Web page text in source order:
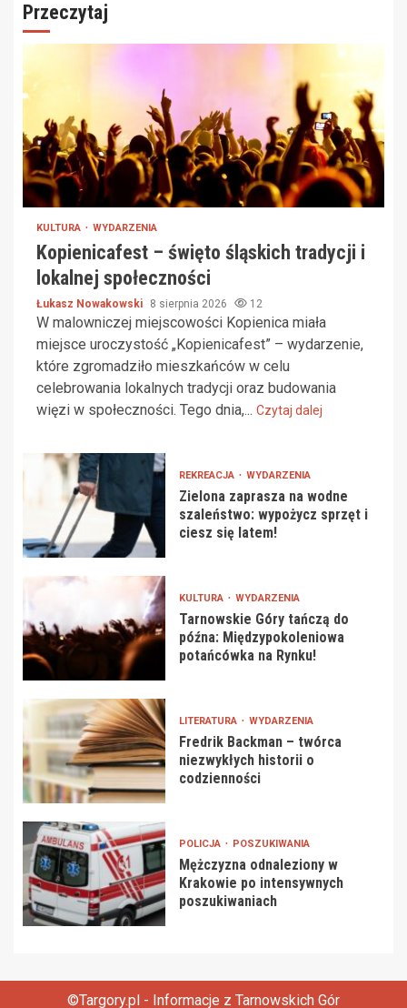
Przeczytaj
KULTURA WYDARZENIA
Kopienicafest – święto śląskich tradycji i
lokalnej społeczności
Łukasz Nowakowski 8 sierpnia 2026 12
W malowniczej miejscowości Kopienica miała
miejsce uroczystość „Kopienicafest” – wydarzenie,
które zgromadziło mieszkańców w celu
celebrowania lokalnych tradycji oraz budowania
więzi w społeczności. Tego dnia,... Czytaj dalej
REKREACJA WYDARZENIA
Zielona zaprasza na wodne
szaleństwo: wypożycz sprzęt i
ciesz się latem!
KULTURA WYDARZENIA
Tarnowskie Góry tańczą do
późna: Międzypokoleniowa
potańcówka na Rynku!
LITERATURA WYDARZENIA
Fredrik Backman – twórca
niezwykłych historii o
codzienności
POLICJA POSZUKIWANIA
Mężczyzna odnaleziony w
Krakowie po intensywnych
poszukiwaniach
©Targory.pl - Informacje z Tarnowskich Gór